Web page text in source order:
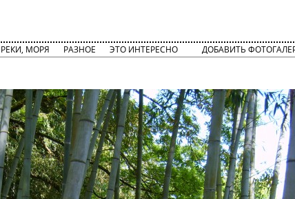
РЕКИ, МОРЯ РАЗНОЕ ЭТО ИНТЕРЕСНО ДОБАВИТЬ